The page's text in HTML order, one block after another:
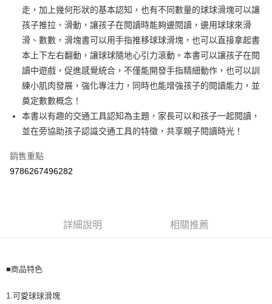
Google Pay
AFTEE先享後付
相關說明
【關於「AFTEE先享後付」】
AFTEE先享後付是「在收到商品之後才付款」的支付方式。 讓您購物簡單
便利好安心！
１．簡單：不需註冊會員、不需綁卡、不需儲值。
２．便利：只要手機號碼，簡訊認證，即可結帳。
３．安心：先確認商品／服務後，再付款。
【「AFTEE先享後付」結帳流程】
結帳頁面，進行簡訊認證並確認金額後，即可完成結帳。
２．訂單成立數日內，您將收到繳費通知簡訊。
後付繳納相關費用。
易，需依本服務之必要範圍內提供個人資料，並將交易相關給付款項請求債
ATM付款
運送方式
全家取貨付款
每筆NT$60，滿NT$590(含以上)免運費
付款後全家取貨
每筆NT$60，滿NT$590(含以上)免運費
宅配
走，加上幾何形狀的基本認知，也有不同數量的球球滑塊可以讓
孩子推拉、滑動，讓孩子在閱讀時能夠邊閱讀，邊用球球來滑
滑、數數，滑塊書可以用手指推移球球滑塊，也可以直接拿起書
本上下左右翻動，讓球球隨地心引力滾動。本書可以讓孩子在閱
讀中遊戲，促進感覺統合，不僅能開發手指精細動作，也可以訓
練小肌肉發展，強化專注力，同時也能增強孩子的閱讀能力，並
奠定數數概念！
本書以有趣的交通工具認知為主題，家長可以和孩子一起閱讀，
並在旁協助孩子認識交通工具的特徵，共享親子閱讀時光！
銷售重點
9786267496282
詳細說明 相關推薦
■商品特色
1.可愛球球滑塊